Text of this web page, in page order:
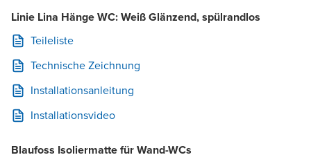
Linie Lina Hänge WC: Weiß Glänzend, spülrandlos
Teileliste
Technische Zeichnung
Installationsanleitung
Installationsvideo
Blaufoss Isoliermatte für Wand-WCs